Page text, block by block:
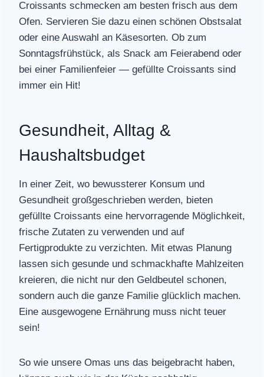
Croissants schmecken am besten frisch aus dem
Ofen. Servieren Sie dazu einen schönen Obstsalat
oder eine Auswahl an Käsesorten. Ob zum
Sonntagsfrühstück, als Snack am Feierabend oder
bei einer Familienfeier — gefüllte Croissants sind
immer ein Hit!
Gesundheit, Alltag &
Haushaltsbudget
In einer Zeit, wo bewussterer Konsum und
Gesundheit großgeschrieben werden, bieten
gefüllte Croissants eine hervorragende Möglichkeit,
frische Zutaten zu verwenden und auf
Fertigprodukte zu verzichten. Mit etwas Planung
lassen sich gesunde und schmackhafte Mahlzeiten
kreieren, die nicht nur den Geldbeutel schonen,
sondern auch die ganze Familie glücklich machen.
Eine ausgewogene Ernährung muss nicht teuer
sein!
So wie unsere Omas uns das beigebracht haben,